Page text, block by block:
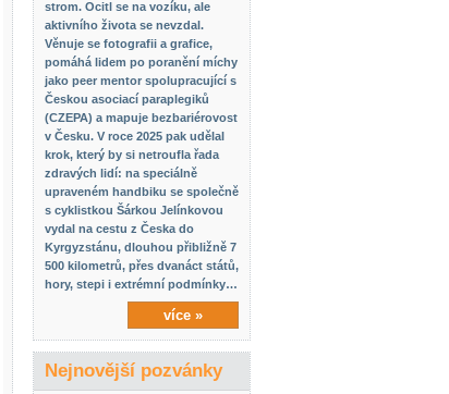
strom. Ocitl se na vozíku, ale
aktivního života se nevzdal.
Věnuje se fotografii a grafice,
pomáhá lidem po poranění míchy
jako peer mentor spolupracující s
Českou asociací paraplegiků
(CZEPA) a mapuje bezbariérovost
v Česku. V roce 2025 pak udělal
krok, který by si netroufla řada
zdravých lidí: na speciálně
upraveném handbiku se společně
s cyklistkou Šárkou Jelínkovou
vydal na cestu z Česka do
Kyrgyzstánu, dlouhou přibližně 7
500 kilometrů, přes dvanáct států,
hory, stepi i extrémní podmínky…
více »
Nejnovější pozvánky